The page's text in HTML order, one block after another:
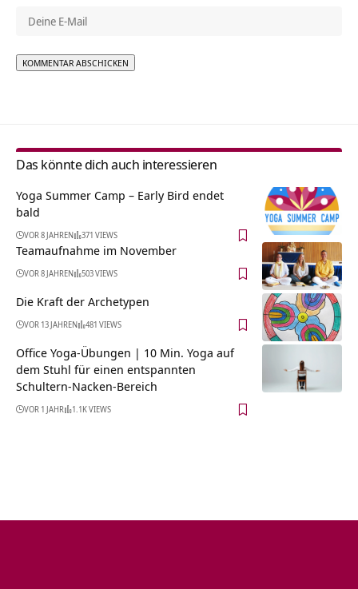
Das könnte dich auch interessieren
Yoga Summer Camp – Early Bird endet
bald
VOR 8 JAHREN 371 VIEWS
Teamaufnahme im November
VOR 8 JAHREN 503 VIEWS
Die Kraft der Archetypen
VOR 13 JAHREN 481 VIEWS
Office Yoga-Übungen | 10 Min. Yoga auf
dem Stuhl für einen entspannten
Schultern-Nacken-Bereich
VOR 1 JAHR 1.1K VIEWS